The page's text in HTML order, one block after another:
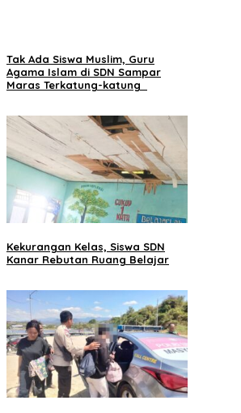
Tak Ada Siswa Muslim, Guru
Agama Islam di SDN Sampar
Maras Terkatung-katung ‎
Kekurangan Kelas, Siswa SDN
Kanar Rebutan Ruang Belajar